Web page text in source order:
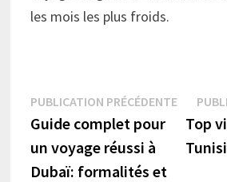
les mois les plus froids.
Navigation
de
l’article
PUBLICATION PRÉCÉDENTE
Guide complet pour
un voyage réussi à
Dubaï: formalités et
Top